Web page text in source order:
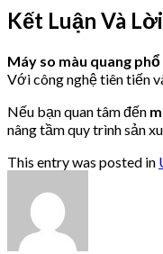
Kết Luận Và
Máy so màu quang
Với công nghệ tiên tiến
Nếu bạn quan tâm đến
nâng tầm quy trình sản
This entry was posted in